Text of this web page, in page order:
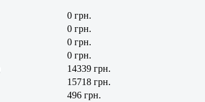
0 грн.
0 грн.
0 грн.
0 грн.
14339 грн.
15718 грн.
496 грн.